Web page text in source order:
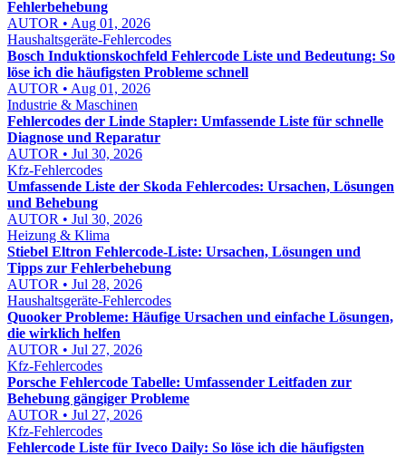
Fehlerbehebung
AUTOR • Aug 01, 2026
Haushaltsgeräte-Fehlercodes
Bosch Induktionskochfeld Fehlercode Liste und Bedeutung: So
löse ich die häufigsten Probleme schnell
AUTOR • Aug 01, 2026
Industrie & Maschinen
Fehlercodes der Linde Stapler: Umfassende Liste für schnelle
Diagnose und Reparatur
AUTOR • Jul 30, 2026
Kfz-Fehlercodes
Umfassende Liste der Skoda Fehlercodes: Ursachen, Lösungen
und Behebung
AUTOR • Jul 30, 2026
Heizung & Klima
Stiebel Eltron Fehlercode-Liste: Ursachen, Lösungen und
Tipps zur Fehlerbehebung
AUTOR • Jul 28, 2026
Haushaltsgeräte-Fehlercodes
Quooker Probleme: Häufige Ursachen und einfache Lösungen,
die wirklich helfen
AUTOR • Jul 27, 2026
Kfz-Fehlercodes
Porsche Fehlercode Tabelle: Umfassender Leitfaden zur
Behebung gängiger Probleme
AUTOR • Jul 27, 2026
Kfz-Fehlercodes
Fehlercode Liste für Iveco Daily: So löse ich die häufigsten